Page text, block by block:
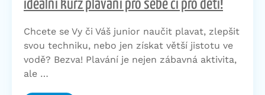
ideální kurz plavání pro sebe či pro děti!
Chcete se Vy či Váš junior naučit plavat, zlepšit
svou techniku, nebo jen získat větší jistotu ve
vodě? Bezva! Plavání je nejen zábavná aktivita,
ale …